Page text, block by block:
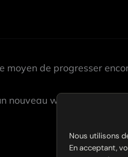
Nous utilisons
En acceptant,
de progresser
nouveau workshop